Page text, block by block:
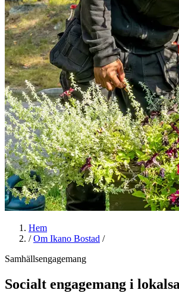
Hem
/ Om Ikano Bostad /
Samhällsengagemang
Socialt engagemang i